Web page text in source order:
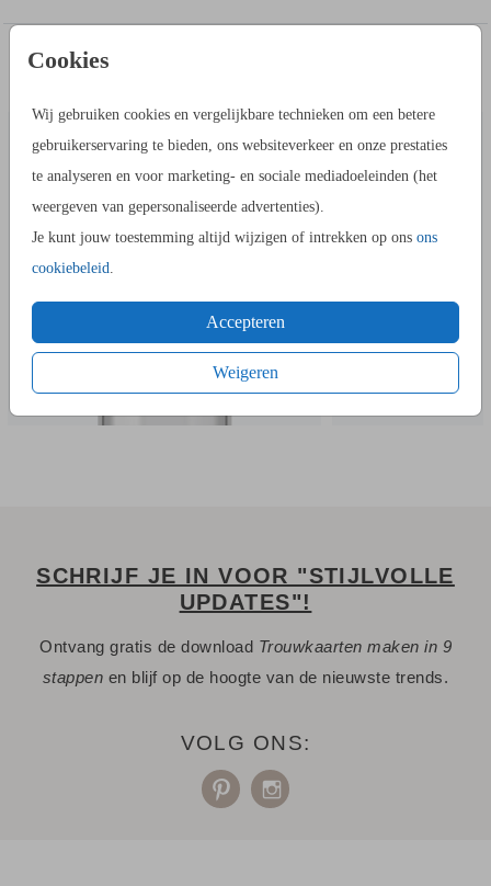
Cookies
Wij gebruiken cookies en vergelijkbare technieken om een betere
gebruikerservaring te bieden, ons websiteverkeer en onze prestaties
te analyseren en voor marketing- en sociale mediadoeleinden (het
weergeven van gepersonaliseerde advertenties).
Je kunt jouw toestemming altijd wijzigen of intrekken op ons ons
cookiebeleid
Accepteren
Weigeren
eigen wens. Let op dat dit een klein kaartje is waar niet veel
IN DEZELFDE STIJL KUN JE DIT OOK
SCHRIJF JE IN VOOR "STIJLVOLLE
UPDATES"!
Ontvang gratis de download Trouwkaarten maken in 9
stappen en blijf op de hoogte van de nieuwste trends.
VOLG ONS: